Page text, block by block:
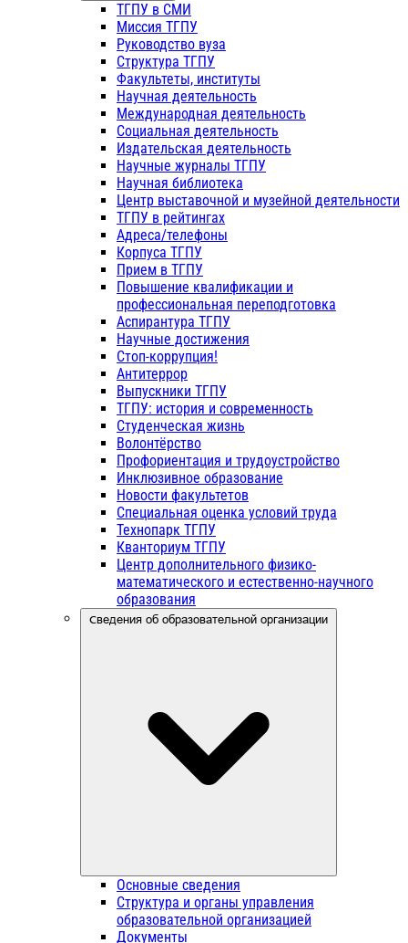
ТГПУ в СМИ
Миссия ТГПУ
Руководство вуза
Структура ТГПУ
Факультеты, институты
Научная деятельность
Международная деятельность
Социальная деятельность
Издательская деятельность
Научные журналы ТГПУ
Научная библиотека
Центр выставочной и музейной деятельности
ТГПУ в рейтингах
Адреса/телефоны
Корпуса ТГПУ
Прием в ТГПУ
Повышение квалификации и
профессиональная переподготовка
Аспирантура ТГПУ
Научные достижения
Стоп-коррупция!
Антитеррор
Выпускники ТГПУ
ТГПУ: история и современность
Студенческая жизнь
Волонтёрство
Профориентация и трудоустройство
Инклюзивное образование
Новости факультетов
Специальная оценка условий труда
Технопарк ТГПУ
Кванториум ТГПУ
Центр дополнительного физико-
математического и естественно-научного
образования
Сведения об образовательной организации
Основные сведения
Структура и органы управления
образовательной организацией
Документы